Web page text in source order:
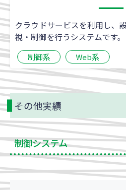
クラウドサービスを利用し、
視・制御を行うシステムです。
制御系 Web系
その他実績
制御システム